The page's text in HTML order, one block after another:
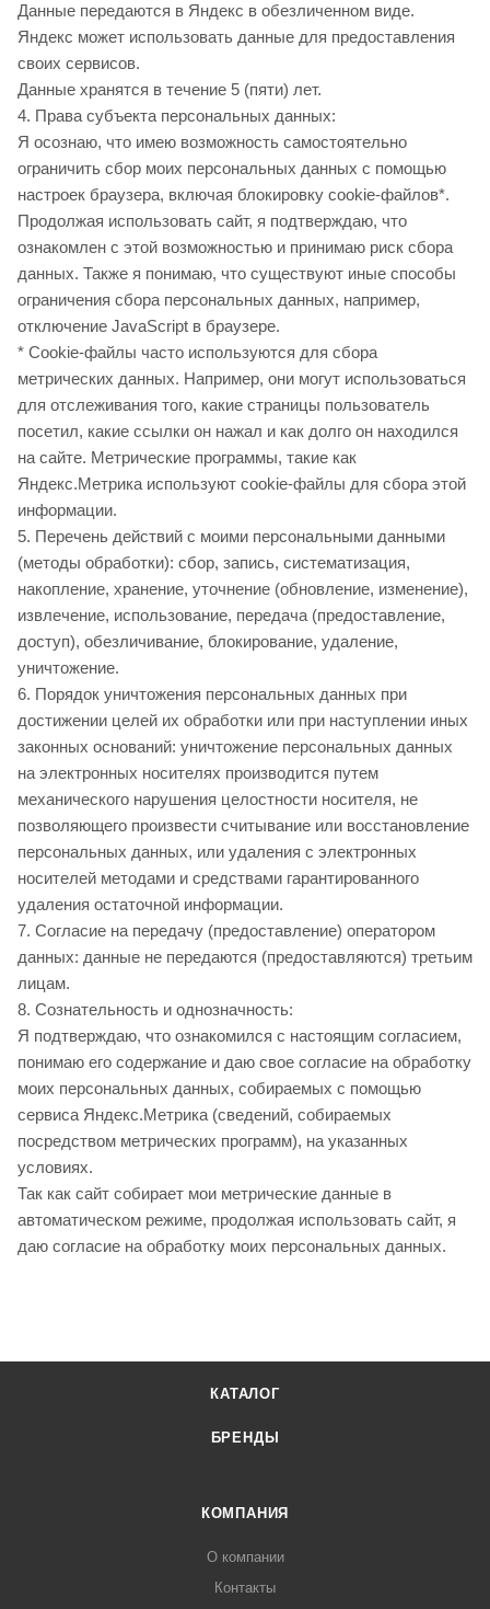
Данные передаются в Яндекс в обезличенном виде.
Яндекс может использовать данные для предоставления
своих сервисов.
Данные хранятся в течение 5 (пяти) лет.
4. Права субъекта персональных данных:
Я осознаю, что имею возможность самостоятельно
ограничить сбор моих персональных данных с помощью
настроек браузера, включая блокировку cookie-файлов*.
Продолжая использовать сайт, я подтверждаю, что
ознакомлен с этой возможностью и принимаю риск сбора
данных. Также я понимаю, что существуют иные способы
ограничения сбора персональных данных, например,
отключение JavaScript в браузере.
* Cookie-файлы часто используются для сбора
метрических данных. Например, они могут использоваться
для отслеживания того, какие страницы пользователь
посетил, какие ссылки он нажал и как долго он находился
на сайте. Метрические программы, такие как
Яндекс.Метрика используют cookie-файлы для сбора этой
информации.
5. Перечень действий с моими персональными данными
(методы обработки): сбор, запись, систематизация,
накопление, хранение, уточнение (обновление, изменение),
извлечение, использование, передача (предоставление,
доступ), обезличивание, блокирование, удаление,
уничтожение.
6. Порядок уничтожения персональных данных при
достижении целей их обработки или при наступлении иных
законных оснований: уничтожение персональных данных
на электронных носителях производится путем
механического нарушения целостности носителя, не
позволяющего произвести считывание или восстановление
персональных данных, или удаления с электронных
носителей методами и средствами гарантированного
удаления остаточной информации.
7. Согласие на передачу (предоставление) оператором
данных: данные не передаются (предоставляются) третьим
лицам.
8. Сознательность и однозначность:
Я подтверждаю, что ознакомился с настоящим согласием,
понимаю его содержание и даю свое согласие на обработку
моих персональных данных, собираемых с помощью
сервиса Яндекс.Метрика (сведений, собираемых
посредством метрических программ), на указанных
условиях.
Так как сайт собирает мои метрические данные в
автоматическом режиме, продолжая использовать сайт, я
даю согласие на обработку моих персональных данных.
КАТАЛОГ
БРЕНДЫ
КОМПАНИЯ
О компании
Контакты